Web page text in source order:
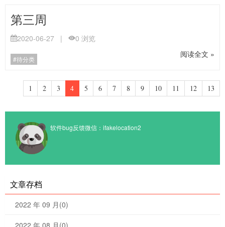
第三周
2020-06-27 | 0 浏览
待分类
阅读全文 »
1 2 3 4 5 6 7 8 9 10 11 12 13
软件bug反馈微信：ifakelocation2
文章存档
2022 年 09 月(0)
2022 年 08 月(0)